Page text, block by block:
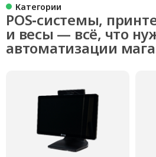
Категории
POS‑системы,
и весы — всё, что
автоматизации